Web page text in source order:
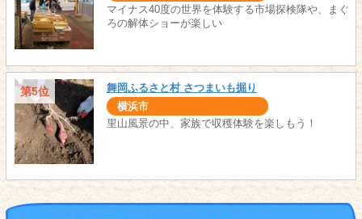
マイナス40度の世界を体験する市場探検隊や、まぐ
ろの解体ショーが楽しい
第5位 舞岡ふるさと村 さつまいも掘り
横浜市
里山風景の中、家族で収穫体験を楽しもう！